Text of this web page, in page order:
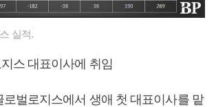
실적.
스 대표이사에 취임
로벌로지스에서 생애 첫 대표이사를 맡